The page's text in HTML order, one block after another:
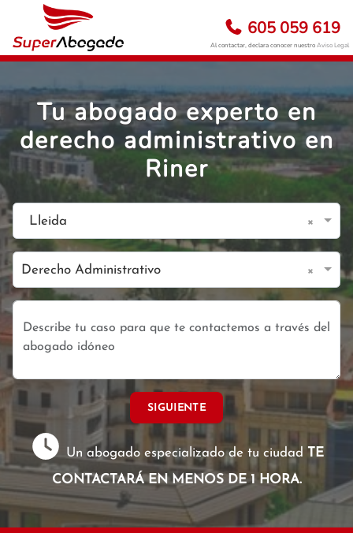
605 059 619
Al contactar, declara conocer nuestroAviso Legal
Tu abogado experto en
derecho administrativo en
Riner
Lleida ×
Derecho Administrativo ×
SIGUIENTE
Un abogado especializado de tu ciudad TE
CONTACTARÁ EN MENOS DE 1 HORA.